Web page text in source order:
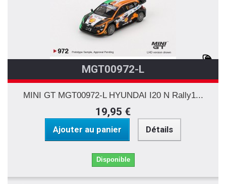
MGT00972-L
MINI GT MGT00972-L HYUNDAI I20 N Rally1...
19,95 €
Ajouter au panier Détails
Disponible